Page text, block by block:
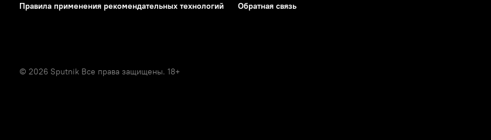
Правила применения рекомендательных технологий
Обратная связь
© 2026 Sputnik Все права защищены. 18+